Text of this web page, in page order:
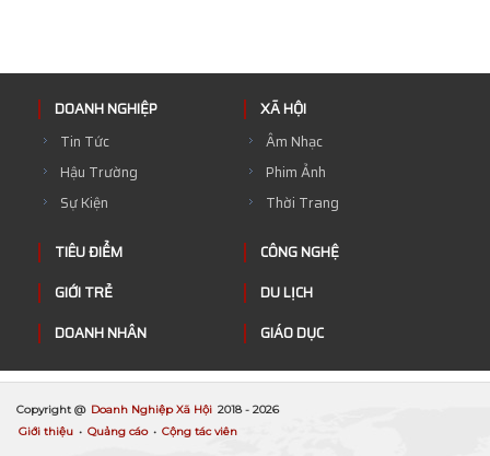
DOANH NGHIỆP
Tin Tức
Hậu Trường
Sự Kiện
XÃ HỘI
Âm Nhạc
Phim Ảnh
Thời Trang
TIÊU ĐIỂM
GIỚI TRẺ
DOANH NHÂN
CÔNG NGHỆ
DU LỊCH
GIÁO DỤC
Copyright @ Doanh Nghiệp Xã Hội 2018 - 2026
Giới thiệu • Quảng cáo • Cộng tác viên